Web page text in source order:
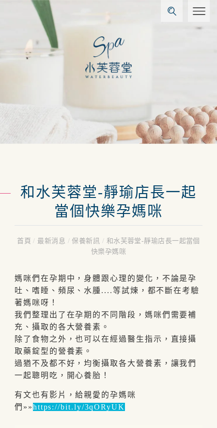
和水芙蓉堂-靜瑜店長一起
當個快樂孕媽咪
首頁/ 最新消息 / 保養新訊 / 和水芙蓉堂-靜瑜店長一起當個
快樂孕媽咪
媽咪們在孕期中，身體跟心理的變化，不論是孕
吐、嗜睡、頻尿、水腫....等試煉，都不斷在考驗
著媽咪呀！
我們整理出了在孕期的不同階段，媽咪們需要補
充、攝取的各大營養素。
除了食物之外，也可以在經過醫生指示，直接攝
取藥錠型的營養素。
過猶不及都不好，均衡攝取各大營養素，讓我們
一起聰明吃，開心養胎！
有文也有影片，給親愛的孕媽咪
們»»https://bit.ly/3qORyUK